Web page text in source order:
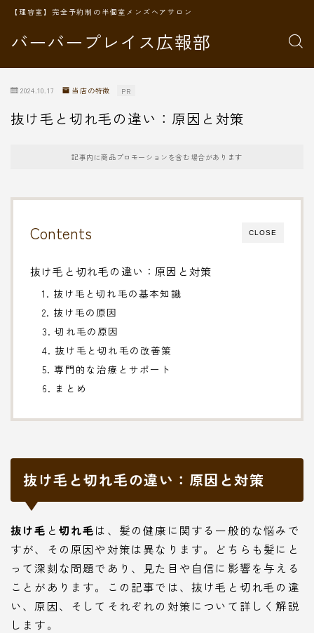
バーバープレイス広報部
【理容室】完全予約制の半個室メンズヘアサロン
2024.10.17 当店の特徴 PR
抜け毛と切れ毛の違い：原因と対策
記事内に商品プロモーションを含む場合があります
CLOSE
Contents
抜け毛と切れ毛の違い：原因と対策
1. 抜け毛と切れ毛の基本知識
2. 抜け毛の原因
3. 切れ毛の原因
4. 抜け毛と切れ毛の改善策
5. 専門的な治療とサポート
6. まとめ
抜け毛と切れ毛の違い：原因と対策
抜け毛 と 切れ毛は、髪の健康に関する一般的な悩みで
すが、その原因や対策は異なります。どちらも髪にと
って深刻な問題であり、見た目や自信に影響を与える
ことがあります。この記事では、抜け毛と切れ毛の違
い、原因、そしてそれぞれの対策について詳しく解説
します。